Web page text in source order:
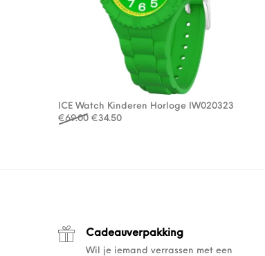
ICE Watch Kinderen Horloge IW020323
€69.00 Oorspronkelijke prijs was: €69.00.
€34.50Huidige prijs is: €34.50.
Cadeauverpakking
Wil je iemand verrassen met een